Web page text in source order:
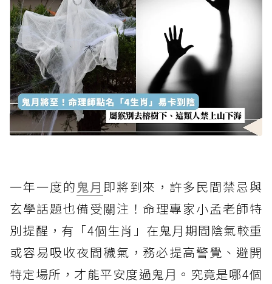
一年一度的鬼月 即將到來，許多民間禁忌與
玄學話題也備受關注！命理專家小孟老師特
別提醒，有「4個生肖」在鬼月期間陰氣較重
或容易吸收夜間穢氣，務必提高警覺、避開
特定場所，才能平安度過鬼月。究竟是哪4個